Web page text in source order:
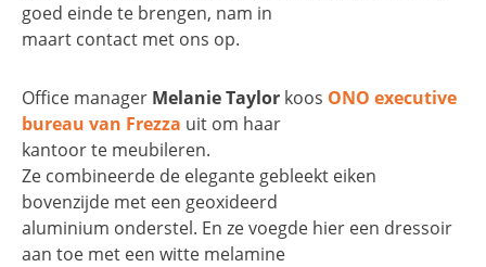
goed einde te brengen, nam in
maart contact met ons op.
Office manager Melanie Taylor koos ONO executive
bureau van Frezza uit om haar
kantoor te meubileren.
Ze combineerde de elegante gebleekt eiken
bovenzijde met een geoxideerd
aluminium onderstel. En ze voegde hier een dressoir
aan toe met een witte melamine